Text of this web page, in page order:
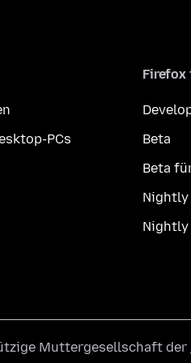
PCs
Beta
Beta
Nightly
Muttergesellschaft der